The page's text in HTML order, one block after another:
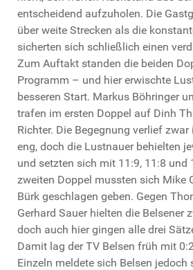
entscheidend aufzuholen. Die
über weite Strecken als die
sicherten sich schließlich einen
Zum Auftakt standen die beiden
Programm – und hier erwischte
besseren Start. Markus Böhringer
trafen im ersten Doppel auf Dinh
Richter. Die Begegnung verlief
eng, doch die Lustnauer behielten
und setzten sich mit 11:9, 11:8 und
zweiten Doppel mussten sich Mike
Bürk geschlagen geben. Gegen
Gerhard Sauer hielten die Belsener
doch auch hier gingen alle drei
Damit lag der TV Belsen früh mit
Einzeln meldete sich Belsen jedoch